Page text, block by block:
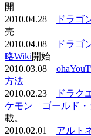
開
2010.04.28
ドラゴ
売
2010.04.08
ドラゴ
略Wiki開始
2010.03.08
方法
2010.02.23
ドラク
ケモン ゴールド・
載。
2010.02.01 アルト